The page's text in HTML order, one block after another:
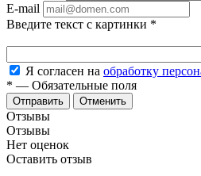
E-mail
Введите текст с картинки *
Я согласен на обработку
* — Обязательные поля
Отменить
Отзывы
Отзывы
Нет оценок
Оставить отзыв